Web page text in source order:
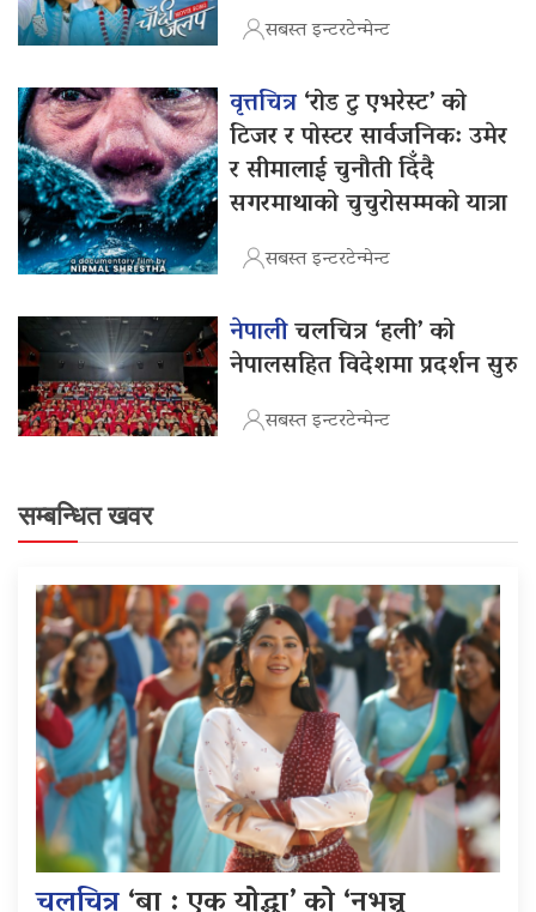
सबस्त इन्टरटेन्मेन्ट
वृत्तचित्र‘रोड टु एभरेस्ट’ को
टिजर र पोस्टर सार्वजनिक: उमेर
र सीमालाई चुनौती दिँदै
सगरमाथाको चुचुरोसम्मको यात्रा
सबस्त इन्टरटेन्मेन्ट
नेपालीचलचित्र ‘हली’ को
नेपालसहित विदेशमा प्रदर्शन सुरु
सबस्त इन्टरटेन्मेन्ट
सम्बन्धित खवर